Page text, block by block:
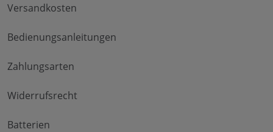
Versandkosten
Bedienungsanleitungen
Zahlungsarten
Widerrufsrecht
Batterien